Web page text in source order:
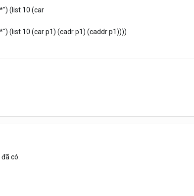
(list 10 (car
(list 10 (car p1) (cadr p1) (caddr p1))))
có.